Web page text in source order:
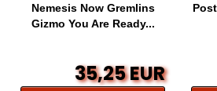
Nemesis Now Gremlins
Gizmo You Are Ready...
35,25 EUR